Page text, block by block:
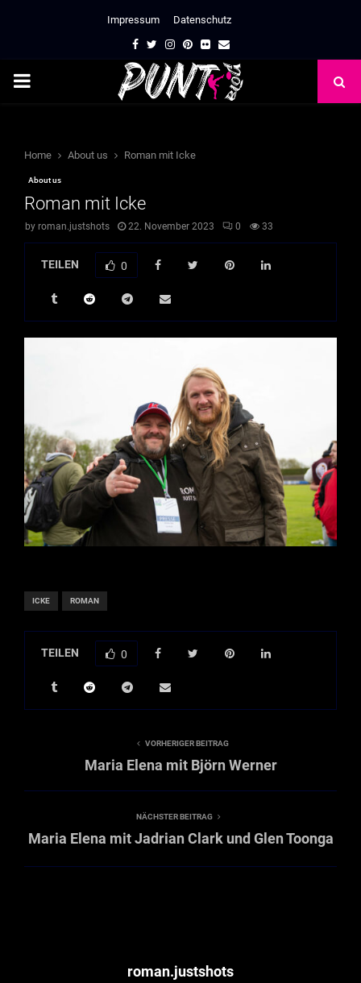
Impressum Datenschutz
Facebook
TwitterInstagram
Pinterest
FlickrEmail
PRIMARY
Home About us Roman mit Icke
About us
Roman mit Icke
by roman.justshots 22. November 2023 0 33
TEILEN 0
ICKE ROMAN
TEILEN 0
VORHERIGER BEITRAG
Maria Elena mit Björn Werner
NÄCHSTER BEITRAG
Maria Elena mit Jadrian Clark und Glen Toonga
roman.justshots